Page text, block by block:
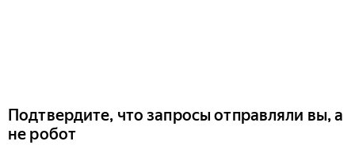
Подтвердите, что запросы отправляли вы, а
не робот